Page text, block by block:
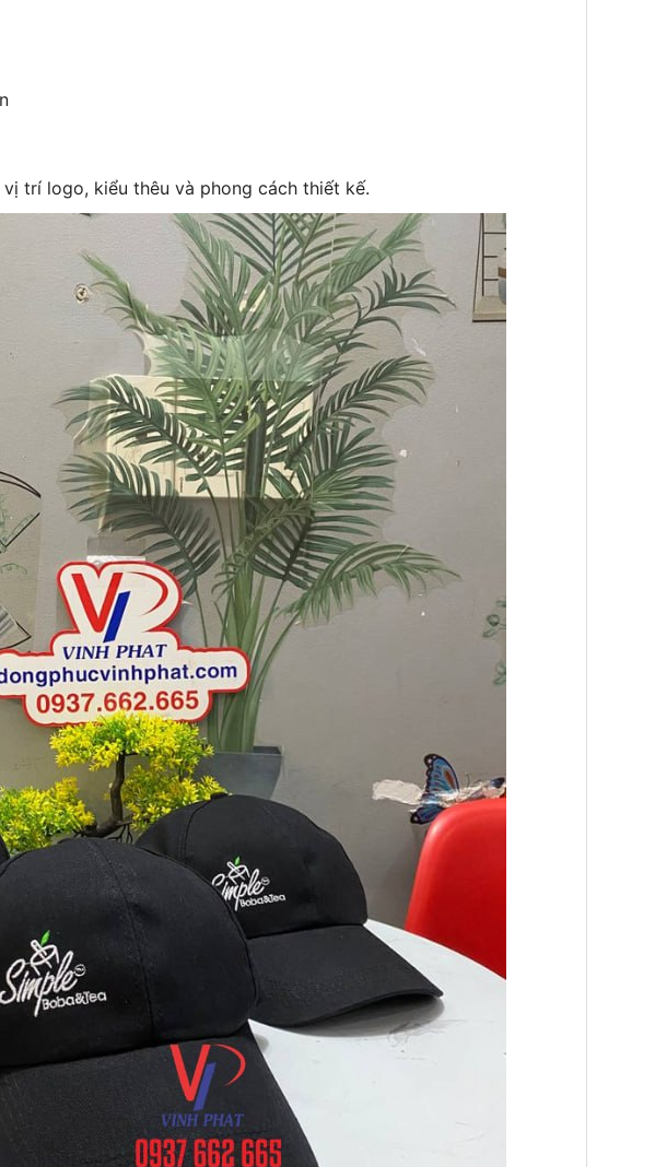
trí logo, kiểu thêu và phong cách thiết kế.